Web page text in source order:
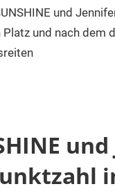
und
und nach dem